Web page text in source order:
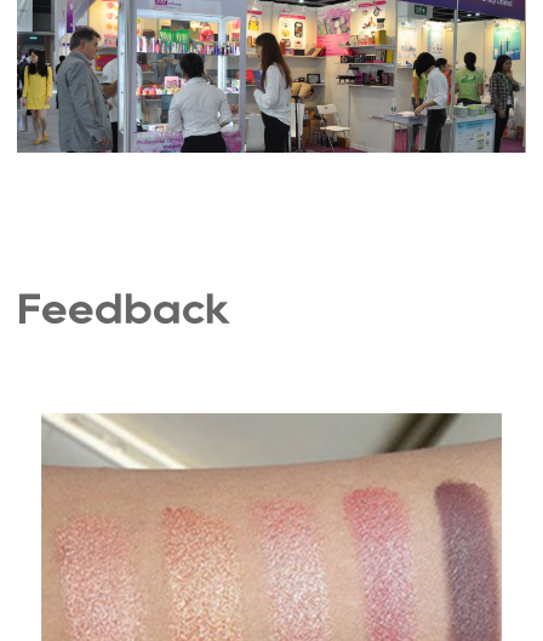
Feedback